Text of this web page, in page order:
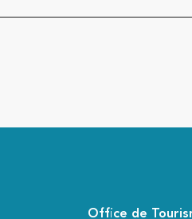
Office de